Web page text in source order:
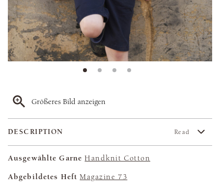
Größeres Bild anzeigen
DESCRIPTION Read
Ausgewählte Garne Handknit Cotton
Abgebildetes Heft Magazine 73